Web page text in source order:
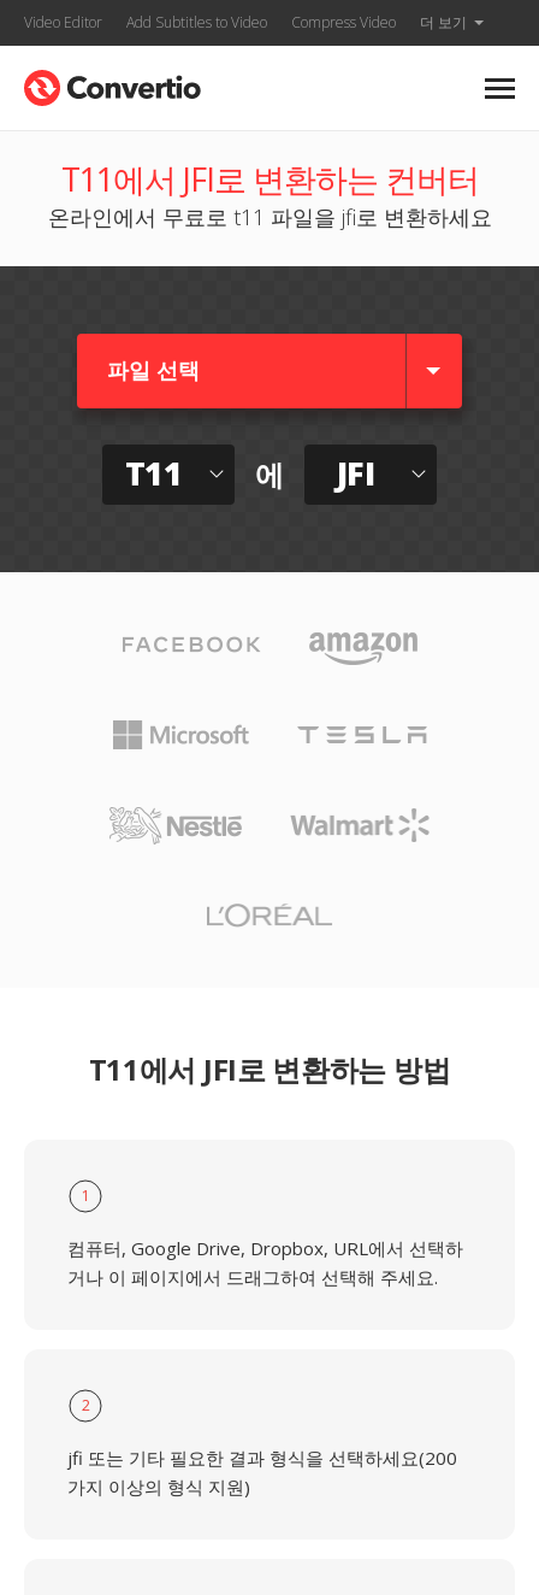
Video Editor Add Subtitles to Video Compress Video 더 보기
T11에서 JFI로 변환하는 컨버터
온라인에서 무료로 t11 파일을 jfi로 변환하세요
파일 선택
T11 에 JFI
T11에서 JFI로 변환하는 방법
1
컴퓨터, Google Drive, Dropbox, URL에서 선택하
거나 이 페이지에서 드래그하여 선택해 주세요.
2
jfi 또는 기타 필요한 결과 형식을 선택하세요(200
가지 이상의 형식 지원)